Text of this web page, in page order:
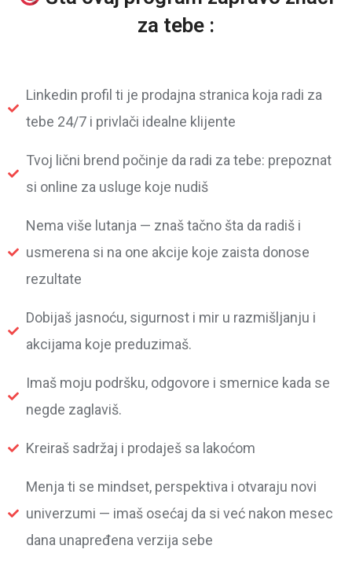
za tebe :
Linkedin profil ti je prodajna stranica koja radi za
tebe 24/7 i privlači idealne klijente
Tvoj lični brend počinje da radi za tebe: prepoznat
si online za usluge koje nudiš
Nema više lutanja — znaš tačno šta da radiš i
usmerena si na one akcije koje zaista donose
rezultate
Dobijaš jasnoću, sigurnost i mir u razmišljanju i
akcijama koje preduzimaš.
Imaš moju podršku, odgovore i smernice kada se
negde zaglaviš.
Kreiraš sadržaj i prodaješ sa lakoćom
Menja ti se mindset, perspektiva i otvaraju novi
univerzumi — imaš osećaj da si već nakon mesec
dana unapređena verzija sebe